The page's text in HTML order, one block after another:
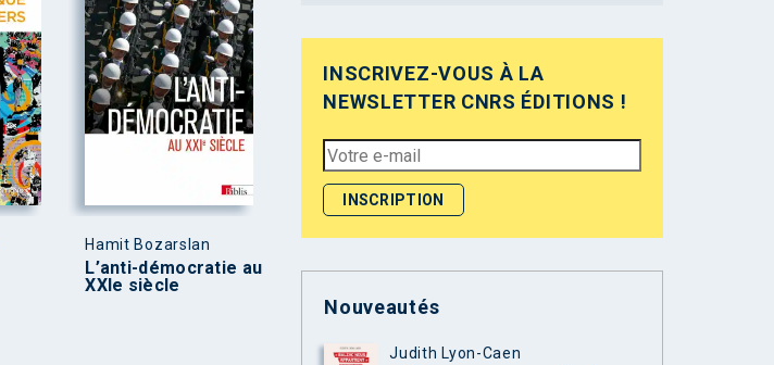
Hamit Bozarslan
L’anti-démocratie au
XXIe siècle
INSCRIVEZ-VOUS À LA
NEWSLETTER CNRS ÉDITIONS !
Nouveautés
Judith Lyon-Caen